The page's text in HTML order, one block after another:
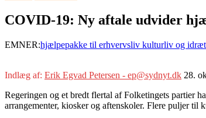
COVID-19: Ny aftale udvider
EMNER:hjælpepakke til erhvervsliv kulturliv og
Indlæg af: Erik Egvad Petersen - ep@sydnyt.dk 28.
Regeringen og et bredt flertal af Folketingets partier
arrangementer, kiosker og aftenskoler. Flere puljer